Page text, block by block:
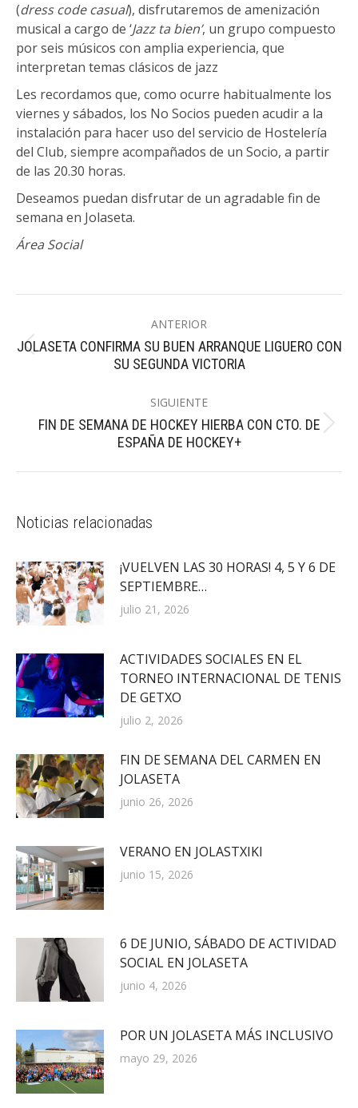
(dress code casual), disfrutaremos de amenización
musical a cargo de ‘Jazz ta bien’, un grupo compuesto
por seis músicos con amplia experiencia, que
interpretan temas clásicos de jazz
Les recordamos que, como ocurre habitualmente los
viernes y sábados, los No Socios pueden acudir a la
instalación para hacer uso del servicio de Hostelería
del Club, siempre acompañados de un Socio, a partir
de las 20.30 horas.
Deseamos puedan disfrutar de un agradable fin de
semana en Jolaseta.
Área Social
entre
publicaciones
ANTERIOR
Publicación
anterior:
JOLASETA CONFIRMA SU BUEN ARRANQUE LIGUERO CON
SU SEGUNDA VICTORIA
SIGUIENTE
Publicación
siguiente:
FIN DE SEMANA DE HOCKEY HIERBA CON CTO. DE
ESPAÑA DE HOCKEY+
Noticias relacionadas
¡VUELVEN LAS 30 HORAS! 4, 5 Y 6 DE
SEPTIEMBRE…
julio 21, 2026
ACTIVIDADES SOCIALES EN EL
TORNEO INTERNACIONAL DE TENIS
DE GETXO
julio 2, 2026
FIN DE SEMANA DEL CARMEN EN
JOLASETA
junio 26, 2026
VERANO EN JOLASTXIKI
junio 15, 2026
6 DE JUNIO, SÁBADO DE ACTIVIDAD
SOCIAL EN JOLASETA
junio 4, 2026
POR UN JOLASETA MÁS INCLUSIVO
mayo 29, 2026